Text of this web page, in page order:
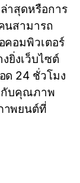
าสุดหรือการ
นสามารถ
คอมพิวเตอร์
ยิ่งเว็บไซต์
ด 24 ชั่วโมง
กับคุณภาพ
าพยนต์ที่